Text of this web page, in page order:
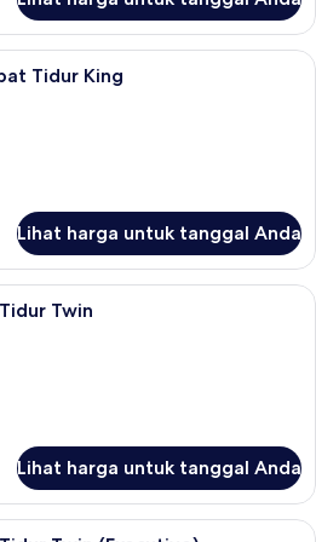
Suite Presidensial, 1 Tempat Tidur
Tidur King
Lihat harga untuk tanggal Anda
Selimut bulu angsa, brankas, meja
Twin
Lihat harga untuk tanggal Anda
Selimut bulu angsa, brankas, meja